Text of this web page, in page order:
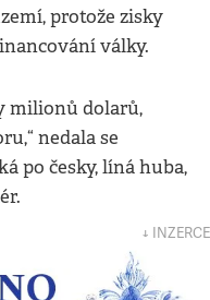
protože zisky
války.
milionů dolarů,
nedala se
po česky, líná huba,
↓ INZERCE